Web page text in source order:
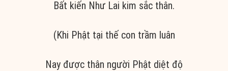
Bất kiến Như Lai kim sắc thân.
(Khi Phật tại thếcon trầm luân
Nay được thân người Phật diệt độ